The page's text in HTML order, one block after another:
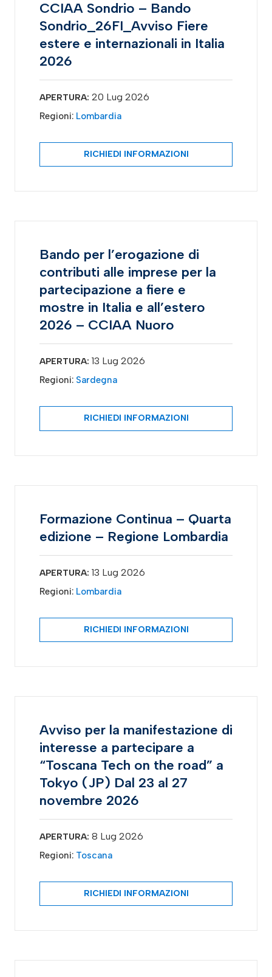
CCIAA Sondrio – Bando
Sondrio_26FI_Avviso Fiere
estere e internazionali in Italia
2026
APERTURA: 20 Lug 2026
Regioni: Lombardia
RICHIEDI INFORMAZIONI
Bando per l’erogazione di
contributi alle imprese per la
partecipazione a fiere e
mostre in Italia e all’estero
2026 – CCIAA Nuoro
APERTURA: 13 Lug 2026
Regioni: Sardegna
RICHIEDI INFORMAZIONI
Formazione Continua – Quarta
edizione – Regione Lombardia
APERTURA: 13 Lug 2026
Regioni: Lombardia
RICHIEDI INFORMAZIONI
Avviso per la manifestazione di
interesse a partecipare a
“Toscana Tech on the road” a
Tokyo (JP) Dal 23 al 27
novembre 2026
APERTURA: 8 Lug 2026
Regioni: Toscana
RICHIEDI INFORMAZIONI